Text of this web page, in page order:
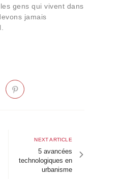
gens qui vivent dans
jamais
Next
article
NEXT ARTICLE
5 avancées
technologiques en
urbanisme